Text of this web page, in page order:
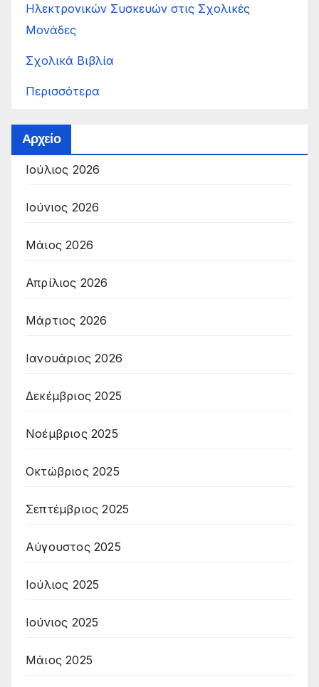
Ηλεκτρονικών Συσκευών στις Σχολικές
Μονάδες
Σχολικά Βιβλία
Περισσότερα
Αρχείο
Ιούλιος 2026
Ιούνιος 2026
Μάιος 2026
Απρίλιος 2026
Μάρτιος 2026
Ιανουάριος 2026
Δεκέμβριος 2025
Νοέμβριος 2025
Οκτώβριος 2025
Σεπτέμβριος 2025
Αύγουστος 2025
Ιούλιος 2025
Ιούνιος 2025
Μάιος 2025